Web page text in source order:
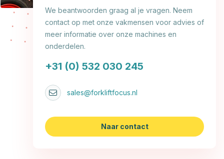
We beantwoorden graag al je vragen. Neem
contact op met onze vakmensen voor advies of
meer informatie over onze machines en
onderdelen.
+31 (0) 532 030 245
sales@forkliftfocus.nl
Naar contact